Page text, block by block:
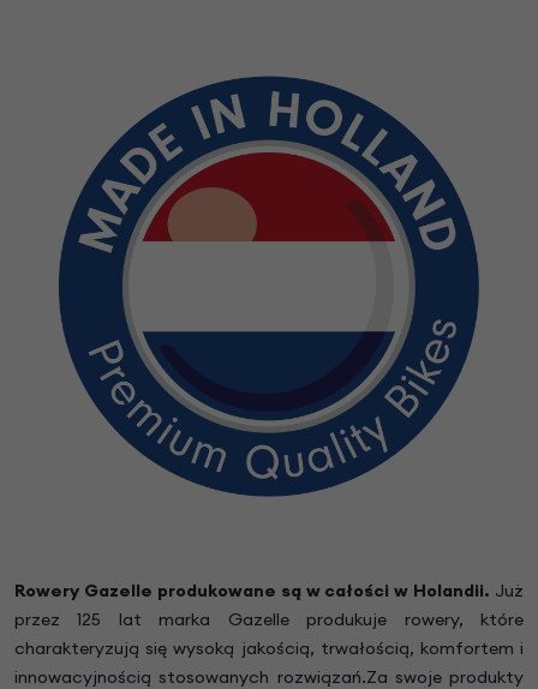
Rowery Gazelle produkowane są w całości w Holandii. Już
przez 125 lat marka Gazelle produkuje rowery, które
charakteryzują się wysoką jakością, trwałością, komfortem i
innowacyjnością stosowanych rozwiązań.Za swoje produkty